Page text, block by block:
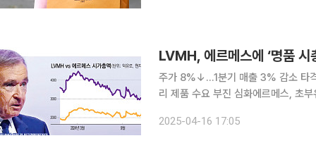
LVMH, 에르메스에 ‘명품 시
주가 8%↓…1분기 매출 3% 감소 타
리 제품 수요 부진 심화에르메스, 초
프랑스 증시에서 LVMH 주가는 전일
2025-04-16 17:05